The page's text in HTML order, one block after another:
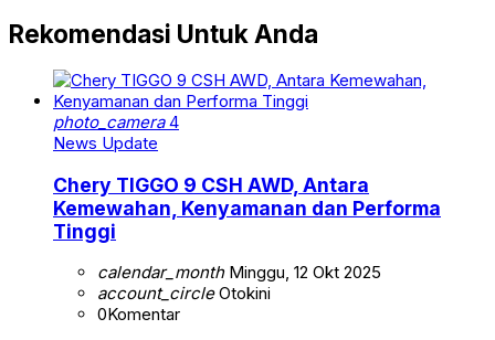
Rekomendasi Untuk Anda
photo_camera4
News Update
Chery TIGGO 9 CSH AWD, Antara
Kemewahan, Kenyamanan dan Performa
Tinggi
calendar_monthMinggu, 12 Okt 2025
account_circleOtokini
0Komentar